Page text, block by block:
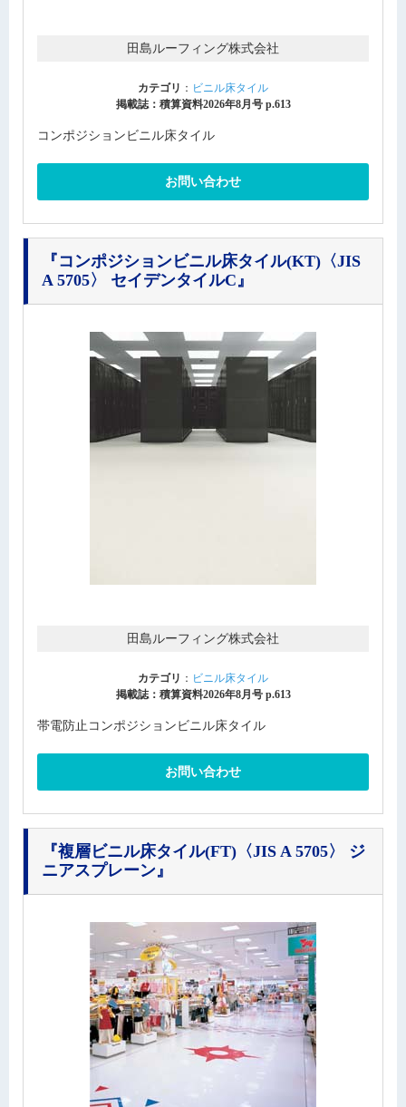
田島ルーフィング株式会社
カテゴリ ： ビニル床タイル
掲載誌：積算資料2026年8月号 p.613
コンポジションビニル床タイル
お問い合わせ
『コンポジションビニル床タイル(KT)〈JIS
A 5705〉 セイデンタイルC』
田島ルーフィング株式会社
カテゴリ ： ビニル床タイル
掲載誌：積算資料2026年8月号 p.613
帯電防止コンポジションビニル床タイル
お問い合わせ
『複層ビニル床タイル(FT)〈JIS A 5705〉 ジ
ニアスプレーン』